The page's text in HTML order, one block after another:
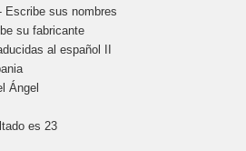
Escribe sus nombres
su fabricante
al español II
Ángel
es 23